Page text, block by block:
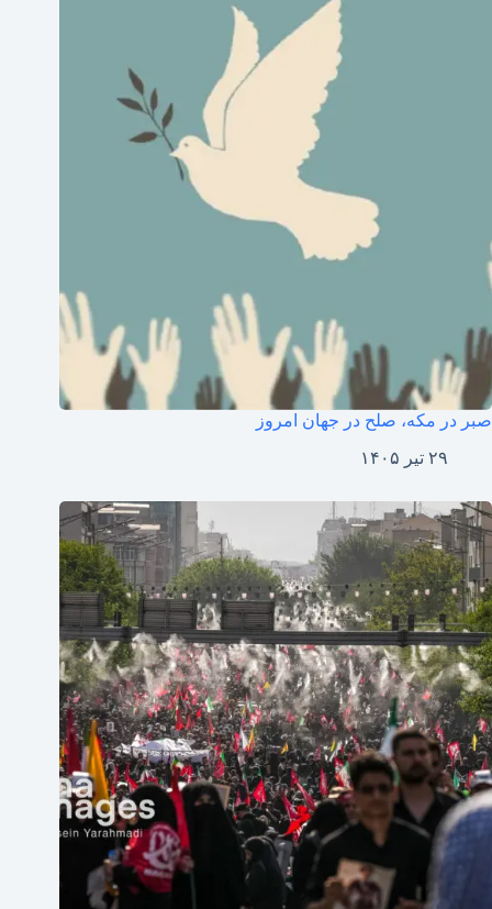
صبر در مکه، صلح در جهان امروز
۲۹ تیر ۱۴۰۵